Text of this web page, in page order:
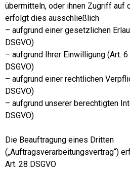
übermitteln, oder ihnen Zugriff auf
erfolgt dies ausschließlich
– aufgrund einer gesetzlichen
DSGVO)
– aufgrund Ihrer Einwilligung (Art.
DSGVO)
– aufgrund einer rechtlichen
DSGVO)
– aufgrund unserer berechtigten
DSGVO)
Die Beauftragung eines Dritten
(„Auftragsverarbeitungsvertrag“)
Art. 28 DSGVO